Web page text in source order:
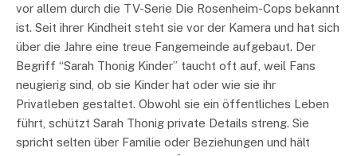
vor allem durch die TV-Serie Die Rosenheim-Cops bekannt
ist. Seit ihrer Kindheit steht sie vor der Kamera und hat sich
über die Jahre eine treue Fangemeinde aufgebaut. Der
Begriff “Sarah Thonig Kinder” taucht oft auf, weil Fans
neugierig sind, ob sie Kinder hat oder wie sie ihr
Privatleben gestaltet. Obwohl sie ein öffentliches Leben
führt, schützt Sarah Thonig private Details streng. Sie
spricht selten über Familie oder Beziehungen und hält